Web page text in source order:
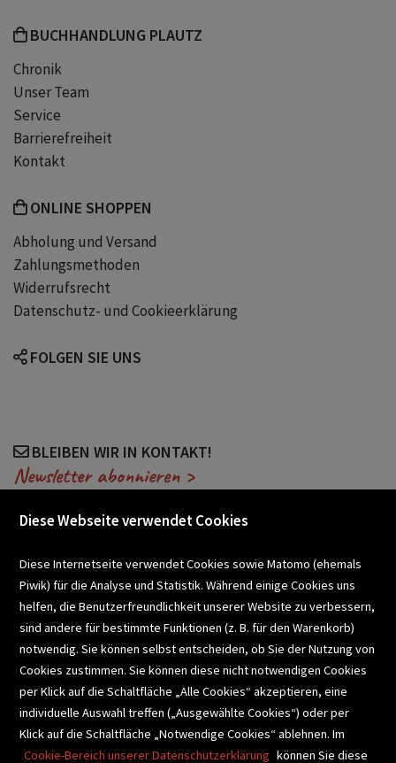
BUCHHANDLUNG PLAUTZ
Chronik
Unser Team
Service
Barrierefreiheit
Kontakt
ONLINE SHOPPEN
Abholung und Versand
Zahlungsmethoden
Widerrufsrecht
Datenschutz- und Cookieerklärung
FOLGEN SIE UNS
BLEIBEN WIR IN KONTAKT!
Newsletter abonnieren >
SCHULBUCHSERVICE
BUCHEMPFEHLUNGEN
BIBLIOTHEKSSERVICE
Diese Webseite verwendet Cookies
Diese Internetseite verwendet Cookies sowie Matomo (ehemals
Piwik) für die Analyse und Statistik. Während einige Cookies uns
helfen, die Benutzerfreundlichkeit unserer Website zu verbessern,
sind andere für bestimmte Funktionen (z. B. für den Warenkorb)
notwendig. Sie können selbst entscheiden, ob Sie der Nutzung von
Cookies zustimmen. Sie können diese nicht notwendigen Cookies
per Klick auf die Schaltfläche „Alle Cookies“ akzeptieren, eine
individuelle Auswahl treffen („Ausgewählte Cookies“) oder per
Klick auf die Schaltfläche „Notwendige Cookies“ ablehnen. Im
Cookie-Bereich unserer Datenschutzerklärung können Sie diese